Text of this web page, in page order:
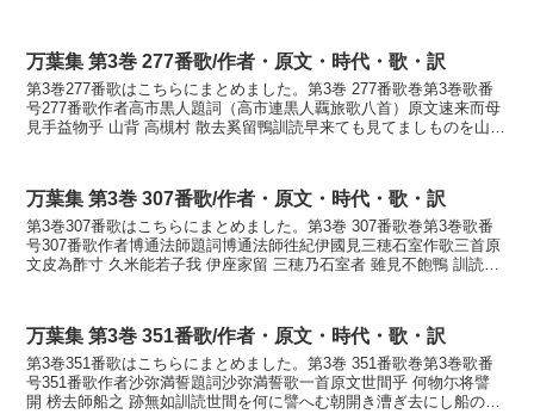
万葉集 第3巻 277番歌/作者・原文・時代・歌・訳
第3巻277番歌はこちらにまとめました。第3巻 277番歌巻第3巻歌番
号277番歌作者高市黒人題詞（高市連黒人覊旅歌八首）原文速来而母
見手益物乎 山背 高槻村 散去奚留鴨訓読早来ても見てましものを山背
万葉集 第3巻 307番歌/作者・原文・時代・歌・訳
第3巻307番歌はこちらにまとめました。第3巻 307番歌巻第3巻歌番
号307番歌作者博通法師題詞博通法師徃紀伊國見三穂石室作歌三首原
文皮為酢寸 久米能若子我 伊座家留 三穂乃石室者 雖見不飽鴨 訓読は
万葉集 第3巻 351番歌/作者・原文・時代・歌・訳
第3巻351番歌はこちらにまとめました。第3巻 351番歌巻第3巻歌番
号351番歌作者沙弥満誓題詞沙弥満誓歌一首原文世間乎 何物尓将譬
開 榜去師船之 跡無如訓読世間を何に譬へむ朝開き漕ぎ去にし船の跡